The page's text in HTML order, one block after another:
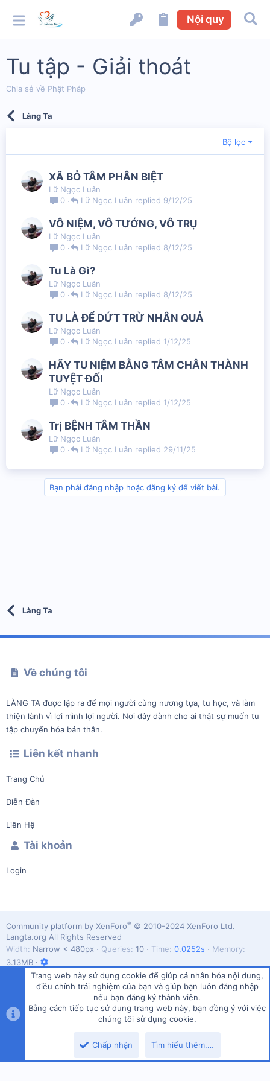
Nội quy
Tu tập - Giải thoát
Chia sẻ về Phật Pháp
Làng Ta
Bộ lọc
XÃ BỎ TÂM PHÂN BIỆT
Lữ Ngọc Luân
0
9/12/25
Lữ Ngọc Luân
VÔ NIỆM, VÔ TƯỚNG, VÔ TRỤ
Lữ Ngọc Luân
0
8/12/25
Lữ Ngọc Luân
Tu Là Gì?
Lữ Ngọc Luân
0
8/12/25
Lữ Ngọc Luân
TU LÀ ĐỂ DỨT TRỪ NHÂN QUẢ
Lữ Ngọc Luân
0
1/12/25
Lữ Ngọc Luân
HÃY TU NIỆM BẰNG TÂM CHÂN THÀNH
TUYỆT ĐỐI
Lữ Ngọc Luân
0
1/12/25
Lữ Ngọc Luân
Trị BỆNH TÂM THẦN
Lữ Ngọc Luân
0
29/11/25
Lữ Ngọc Luân
Bạn phải đăng nhập hoặc đăng ký để viết bài.
Làng Ta
Về chúng tôi
LÀNG TA được lập ra để mọi người cùng nương tựa, tu học, và làm
thiện lành vì lợi mình lợi người. Nơi đây dành cho ai thật sự muốn tu
tập chuyển hóa bản thân.
Liên kết nhanh
Trang Chủ
Diễn Đàn
Liên Hệ
Tài khoản
Login
Vietnamese (VN)
R
S
Community platform by XenForo® © 2010-2024 XenForo Ltd.
Langta.org All Rights Reserved
Width
Queries 10 Time 0.0252s
Memory
3.13MB
Trang web này sử dụng cookie để giúp cá nhân hóa nội dung,
điều chỉnh trải nghiệm của bạn và giúp bạn luôn đăng nhập
nếu bạn đăng ký thành viên.
Bằng cách tiếp tục sử dụng trang web này, bạn đồng ý với việc
chúng tôi sử dụng cookie.
Chấp nhận Tìm hiểu thêm.…